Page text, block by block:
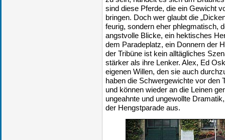
sind diese Pferde, die ein Gewicht
bringen. Doch wer glaubt die
feurig, sondern eher phlegmatisch,
angstvolle Blicke, ein hektisches
dem Paradeplatz, ein Donnern der
der Tribüne ist kein alltägliches
stärker als ihre Lenker. Alex, Ed
eigenen Willen, den sie auch
haben die Schwergewichte vor den
und können wieder an die Leinen
ungeahnte und ungewollte
der Hengstparade aus.